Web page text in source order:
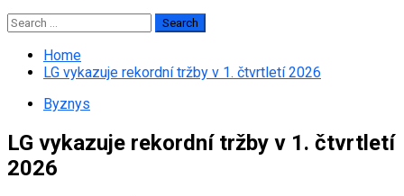
Search
for:
Home
LG vykazuje rekordní tržby v 1. čtvrtletí 2026
Byznys
LG vykazuje rekordní tržby v 1. čtvrtletí
2026